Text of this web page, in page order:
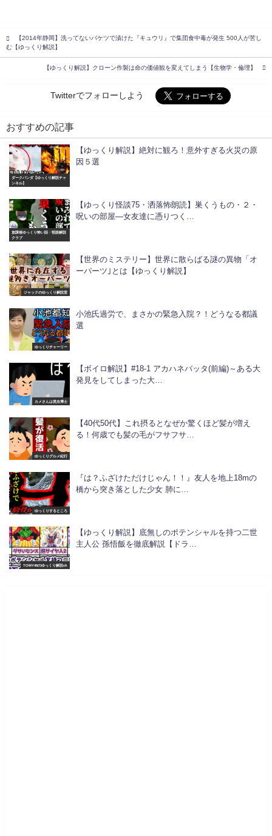
【2014年静岡】洗ってないバケツで漬けた『キュウリ』で集団食中毒が発生 500人が苦し
む【ゆっくり解説】
【ゆっくり解説】クローン作製は命の価値観を変えてしまう【生物学・倫理】
Twitterでフォローしよう
おすすめの記事
ダークパンダ【ゆっくり解説チャ
ンネル】
【ゆっくり解説】絶対に観ろ！意外すぎる火災の原
因５選
放課後ゆっくり怖い話・怪談解説
クラブ
【ゆっくり怪談75・洒落怖朗読】巣くうもの・２・
呪いの部屋―女友達に憑りつく…
ジャックのゆっくり解説室
【世界のミステリー】世界に散らばる謎の異物「オ
ーパーツ｣とは【ゆっくり解説】
ゆっくりチャーリー
小池氏過労で、まさかの緊急入院？！どうなる都議
選
カメさんは昆虫博士
【ボイロ解説】#18-1 アカハネバッタ(前編)～ある大
発見をしてしまった大…
ゆっくりグルメ紀行
【40代50代】これ摂るとなぜか驚くほど髪が増え
る！何歳でも髪の毛がフサフサ…
ゆっくりするところ
『は？ふざけただけじゃん！！』友人を地上18mの
橋から突き落とした少女 肺に…
TOMY46のゆっくり解説ch
【ゆっくり解説】底無しのポテンシャルを持つ二世
主人公 孫悟飯を徹底解説【ドラ…